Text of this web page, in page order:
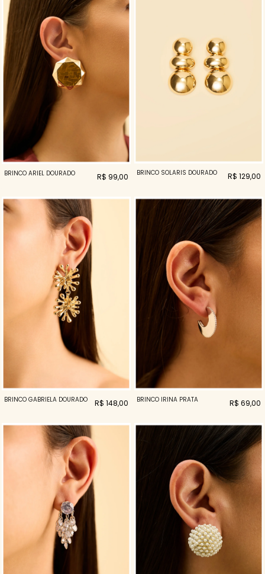
BRINCO ARIEL DOURADO R$ 99,00 BRINCO SOLARIS DOURADO R$ 129,00
BRINCO GABRIELA DOURADO R$ 148,00 BRINCO IRINA PRATA R$ 69,00